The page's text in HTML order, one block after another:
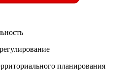
планирования